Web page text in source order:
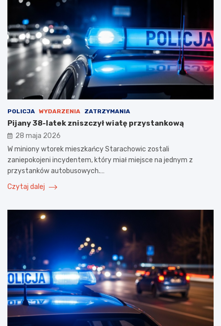
POLICJA WYDARZENIA ZATRZYMANIA
Pijany 38-latek zniszczył wiatę przystankową
28 maja 2026
W miniony wtorek mieszkańcy Starachowic zostali
zaniepokojeni incydentem, który miał miejsce na jednym z
przystanków autobusowych.…
Czytaj dalej